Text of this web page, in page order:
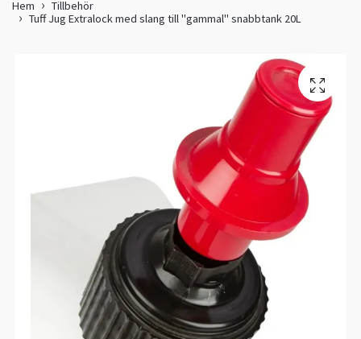
Hem
Tillbehör
Tuff Jug Extralock med slang till "gammal" snabbtank 20L